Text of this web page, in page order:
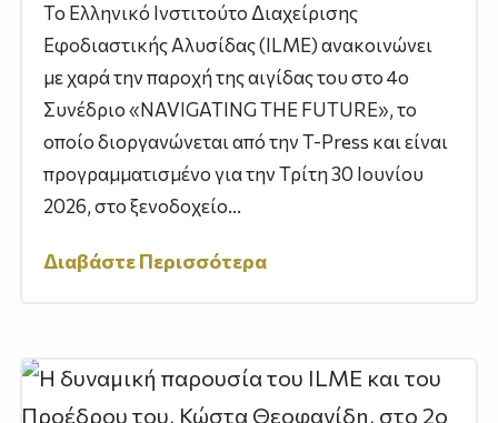
Το Ελληνικό Ινστιτούτο Διαχείρισης
Εφοδιαστικής Αλυσίδας (ILME) ανακοινώνει
με χαρά την παροχή της αιγίδας του στο 4ο
Συνέδριο «NAVIGATING THE FUTURE», το
οποίο διοργανώνεται από την T-Press και είναι
προγραμματισμένο για την Τρίτη 30 Ιουνίου
2026, στο ξενοδοχείο...
Διαβάστε Περισσότερα